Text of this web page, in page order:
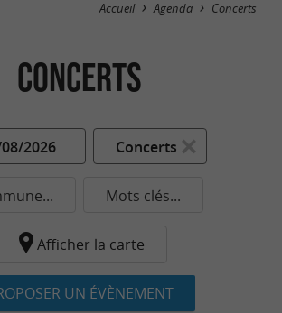
Accueil Agenda Concerts
Concerts
2026 Concerts
Mots clés...
Afficher la carte
UN ÉVÈNEMENT